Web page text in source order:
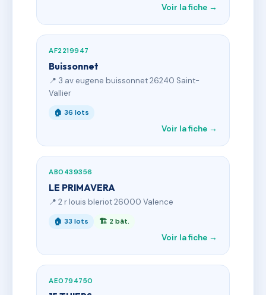
Voir la fiche →
AF2219947
Buissonnet
📍 3 av eugene buissonnet 26240 Saint-
Vallier
🏠 36 lots
Voir la fiche →
AB0439356
LE PRIMAVERA
📍 2 r louis bleriot 26000 Valence
🏠 33 lots 🏗 2 bât.
Voir la fiche →
AE0794750